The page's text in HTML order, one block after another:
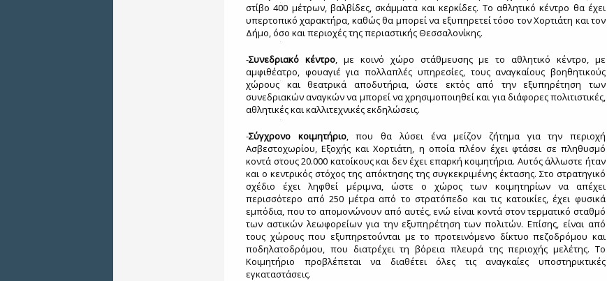
στίβο 400 μέτρων, βαλβίδες, σκάμματα και κερκίδες. Το αθλητικό κέντρο θα έχει
υπερτοπικό χαρακτήρα, καθώς θα μπορεί να εξυπηρετεί τόσο τον Χορτιάτη και τον
Δήμο, όσο και περιοχές της περιαστικής Θεσσαλονίκης.
-Συνεδριακό κέντρο, με κοινό χώρο στάθμευσης με το αθλητικό κέντρο, με
αμφιθέατρο, φουαγιέ για πολλαπλές υπηρεσίες, τους αναγκαίους βοηθητικούς
χώρους και θεατρικά αποδυτήρια, ώστε εκτός από την εξυπηρέτηση των
συνεδριακών αναγκών να μπορεί να χρησιμοποιηθεί και για διάφορες πολιτιστικές,
αθλητικές και καλλιτεχνικές εκδηλώσεις.
-Σύγχρονο κοιμητήριο, που θα λύσει ένα μείζον ζήτημα για την περιοχή
Ασβεστοχωρίου, Εξοχής και Χορτιάτη, η οποία πλέον έχει φτάσει σε πληθυσμό
κοντά στους 20.000 κατοίκους και δεν έχει επαρκή κοιμητήρια. Αυτός άλλωστε ήταν
και ο κεντρικός στόχος της απόκτησης της συγκεκριμένης έκτασης. Στο στρατηγικό
σχέδιο έχει ληφθεί μέριμνα, ώστε ο χώρος των κοιμητηρίων να απέχει
περισσότερο από 250 μέτρα από το στρατόπεδο και τις κατοικίες, έχει φυσικά
εμπόδια, που το απομονώνουν από αυτές, ενώ είναι κοντά στον τερματικό σταθμό
των αστικών λεωφορείων για την εξυπηρέτηση των πολιτών. Επίσης, είναι από
τους χώρους που εξυπηρετούνται με το προτεινόμενο δίκτυο πεζοδρόμου και
ποδηλατοδρόμου, που διατρέχει τη βόρεια πλευρά της περιοχής μελέτης. Το
Κοιμητήριο προβλέπεται να διαθέτει όλες τις αναγκαίες υποστηρικτικές
εγκαταστάσεις.